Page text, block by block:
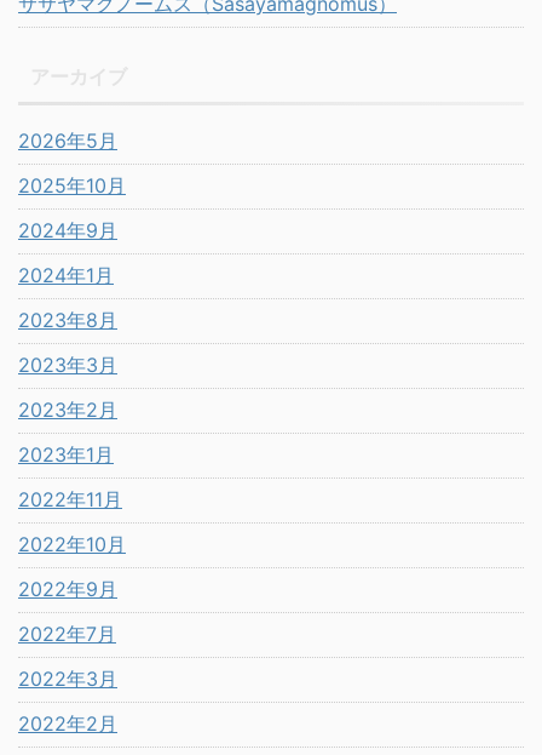
2026年5月
2025年10月
2024年9月
2024年1月
2023年8月
2023年3月
2023年2月
2023年1月
2022年11月
2022年10月
2022年9月
2022年7月
2022年3月
2022年2月